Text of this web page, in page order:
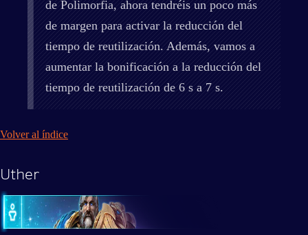
de Polimorfia, ahora tendréis un poco más
de margen para activar la reducción del
tiempo de reutilización. Además, vamos a
aumentar la bonificación a la reducción del
tiempo de reutilización de 6 s a 7 s.
Volver al índice
Uther